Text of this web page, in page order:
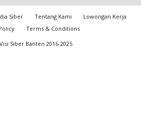
Siber Tentang Kami
Lowongan Kerja
Terms & Conditions
Siber Banten 2016-2025